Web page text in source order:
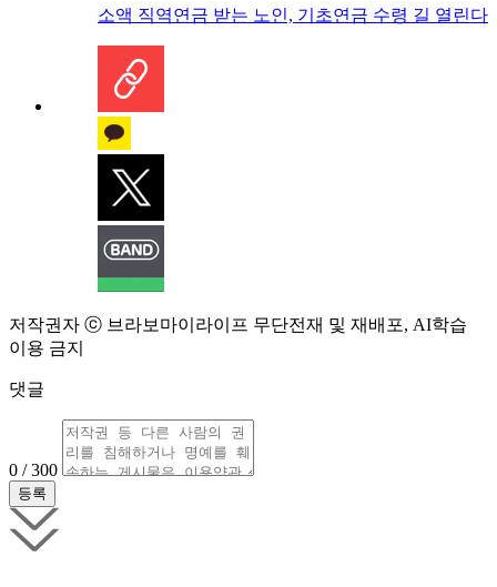
소액 직역연금 받는 노인, 기초연금 수령 길 열린다
저작권자 ⓒ 브라보마이라이프 무단전재 및 재배포, AI학습
이용 금지
댓글
0 / 300